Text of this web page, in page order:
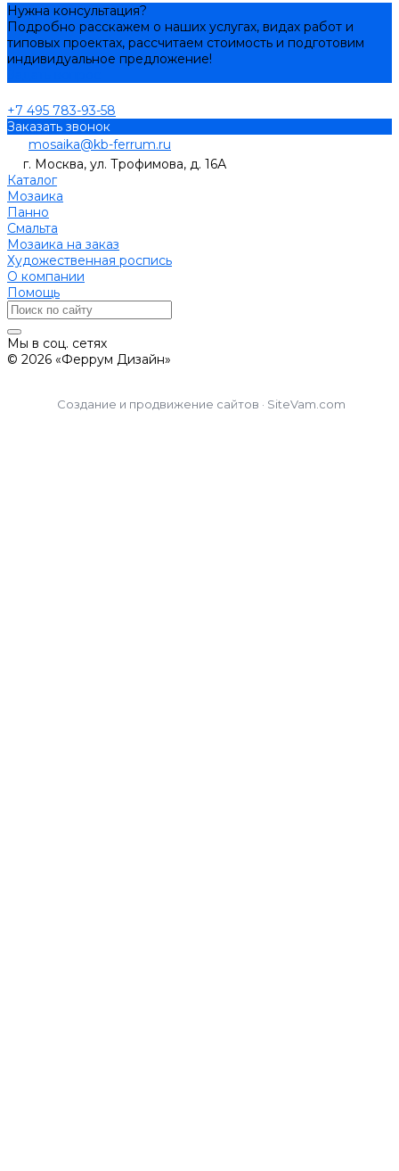
Нужна консультация?
Подробно расскажем о наших услугах, видах работ и
типовых проектах, рассчитаем стоимость и подготовим
индивидуальное предложение!
+7 495 783-93-58
Заказать звонок
mosaika@kb-ferrum.ru
г. Москва, ул. Трофимова, д. 16А
Каталог
Мозаика
Панно
Смальта
Мозаика на заказ
Художественная роспись
О компании
Помощь
Мы в соц. сетях
© 2026 «Феррум Дизайн»
Создание и продвижение сайтов · SiteVam.com